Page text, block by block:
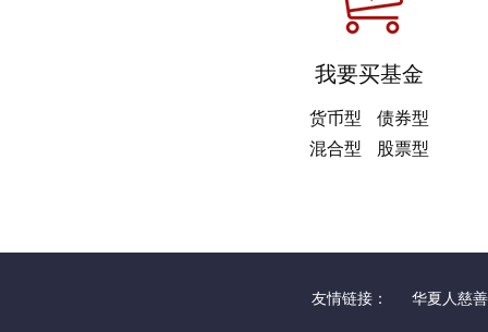
我要买基金
货币型
债券型
混合型
股票型
友情链接： 华夏人慈